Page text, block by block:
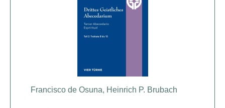
Francisco de Osuna, Heinrich P. Brubach